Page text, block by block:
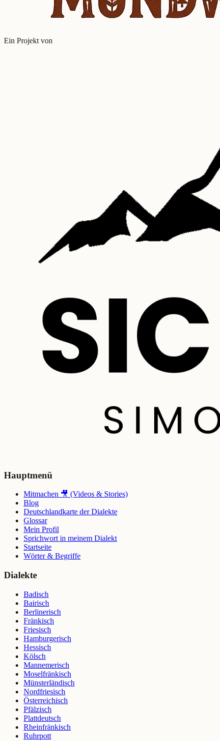
Ein Projekt von
Hauptmenü
Mitmachen 🎥 (Videos & Stories)
Blog
Deutschlandkarte der Dialekte
Glossar
Mein Profil
Sprichwort in meinem Dialekt
Startseite
Wörter & Begriffe
Dialekte
Badisch
Bairisch
Berlinerisch
Fränkisch
Friesisch
Hamburgerisch
Hessisch
Kölsch
Mannemerisch
Moselfränkisch
Münsterländisch
Nordfriesisch
Österreichisch
Pfälzisch
Plattdeutsch
Rheinfränkisch
Ruhrpott